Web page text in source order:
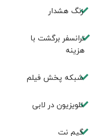
زنگ هشدار
ترانسفر برگشت با
هزینه
شبکه پخش فیلم
تلویزیون در لابی
گیم نت